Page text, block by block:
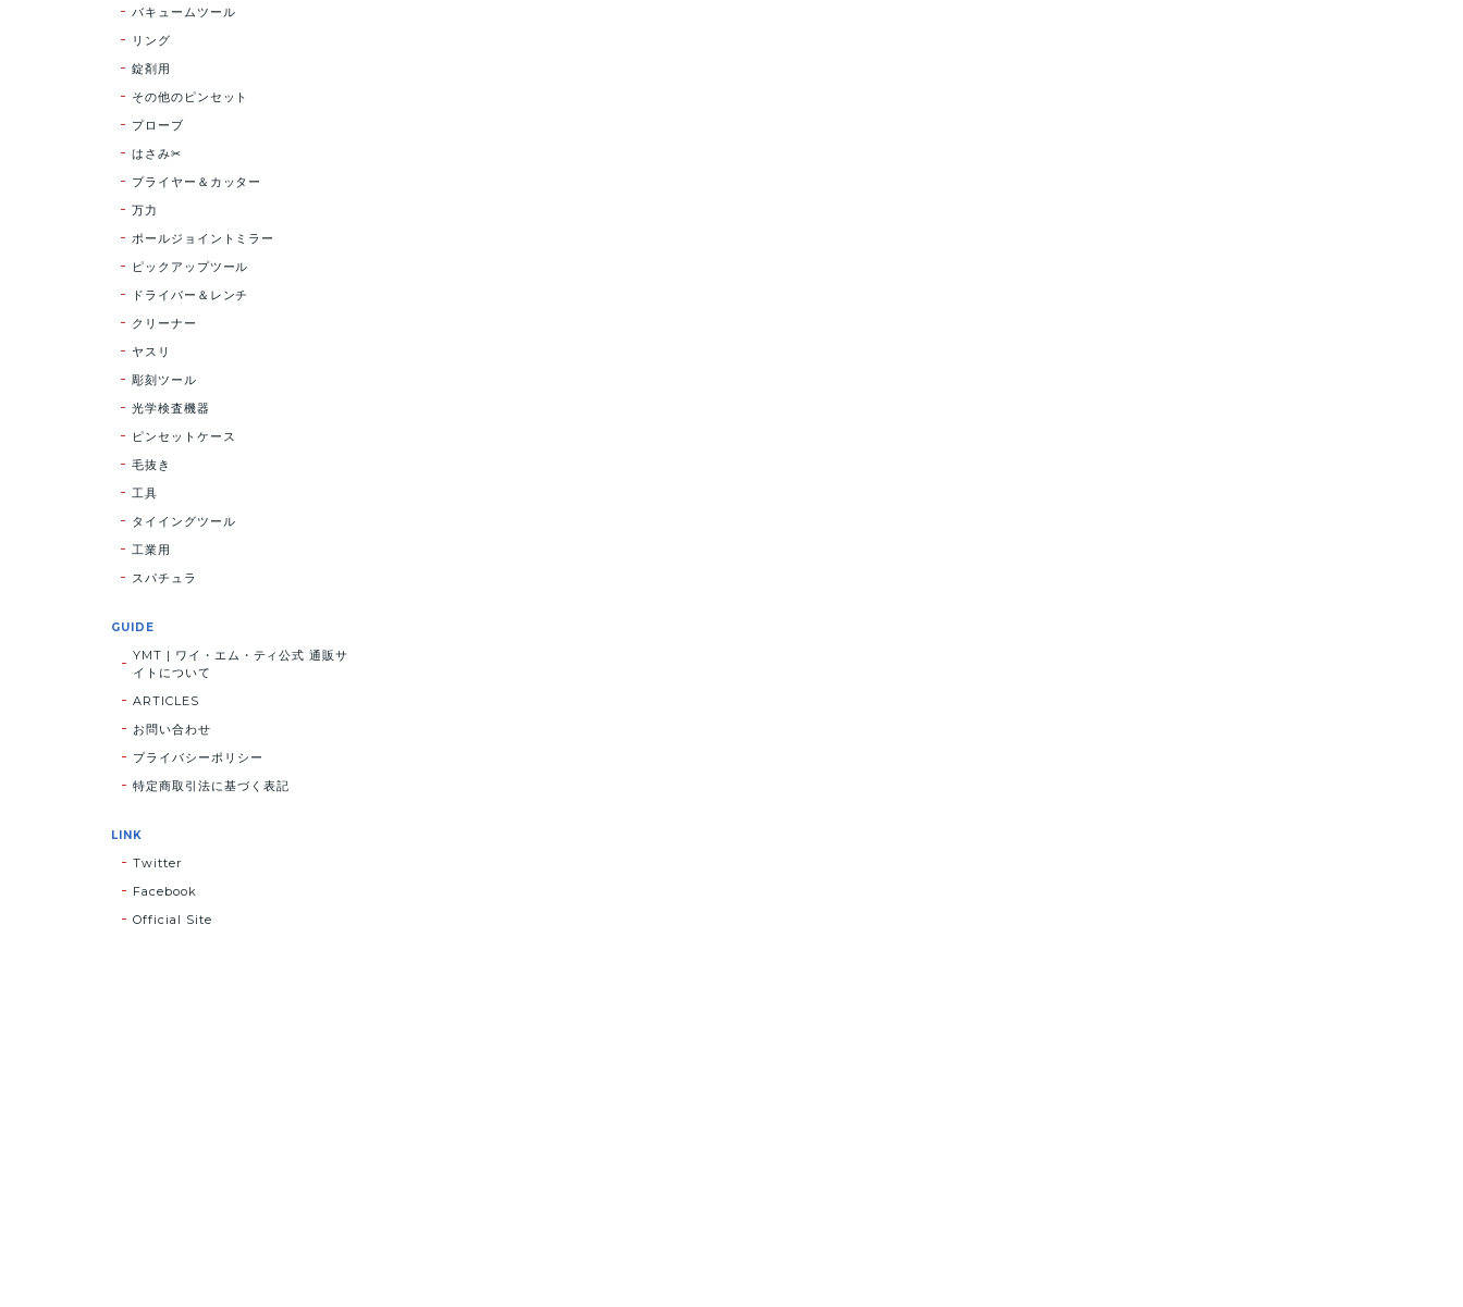
バキュームツール
リング
錠剤用
その他のピンセット
プローブ
はさみ✂
プライヤー＆カッター
万力
ポールジョイントミラー
ピックアップツール
ドライバー＆レンチ
クリーナー
ヤスリ
彫刻ツール
光学検査機器
ピンセットケース
毛抜き
工具
タイイングツール
工業用
スパチュラ
GUIDE
YMT | ワイ・エム・ティ公式 通販サ
イトについて
ARTICLES
お問い合わせ
プライバシーポリシー
特定商取引法に基づく表記
LINK
Twitter
Facebook
Official Site